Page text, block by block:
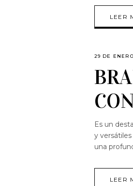
LEER
29 DE
Es un
y
una
LEER